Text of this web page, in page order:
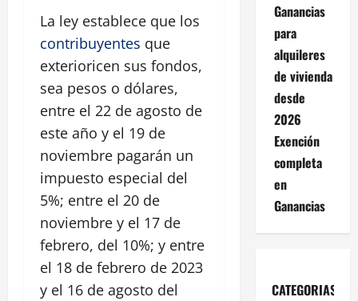
La ley establece que los
contribuyentes que
exterioricen sus fondos,
sea pesos o dólares,
entre el 22 de agosto de
este año y el 19 de
noviembre pagarán un
impuesto especial del
5%; entre el 20 de
noviembre y el 17 de
febrero, del 10%; y entre
el 18 de febrero de 2023
y el 16 de agosto del
Ganancias
para
alquileres
de vivienda
desde
2026
Exención
completa
en
Ganancias
CATEGORIAS